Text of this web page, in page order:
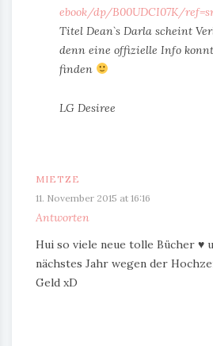
ebook/dp/B00UDCI07K/
Titel Dean`s Darla scheint
denn eine offizielle Info
finden
LG Desiree
MIETZE
11. November 2015 at 16:16
Antworten
Hui so viele neue tolle Bücher ♥
nächstes Jahr wegen der
Geld xD